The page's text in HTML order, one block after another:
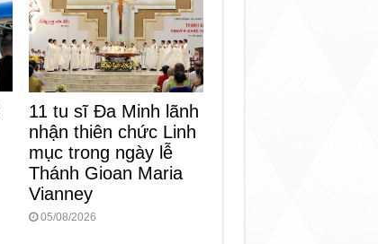
11 tu sĩ Đa Minh lãnh
nhận thiên chức Linh
mục trong ngày lễ
Thánh Gioan Maria
Vianney
05/08/2026